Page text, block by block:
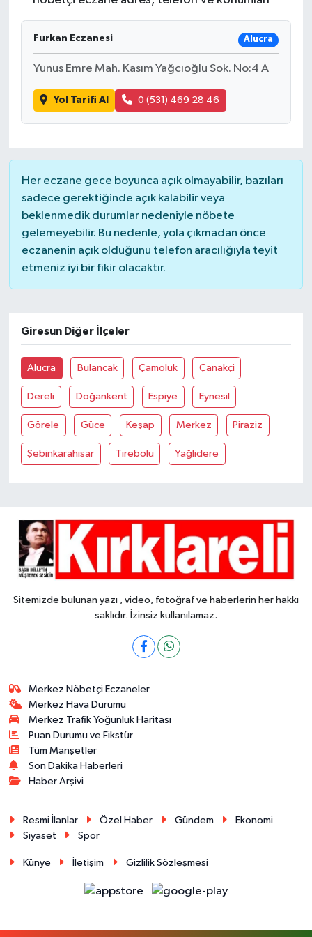
Furkan Eczanesi Alucra
Yunus Emre Mah. Kasım Yağcıoğlu Sok. No:4 A
Yol Tarifi Al 0 (531) 469 28 46
Her eczane gece boyunca açık olmayabilir, bazıları
sadece gerektiğinde açık kalabilir veya
beklenmedik durumlar nedeniyle nöbete
gelemeyebilir. Bu nedenle, yola çıkmadan önce
eczanenin açık olduğunu telefon aracılığıyla teyit
etmeniz iyi bir fikir olacaktır.
Giresun Diğer İlçeler
Alucra Bulancak Çamoluk Çanakçi
Dereli Doğankent Espiye Eynesil
Görele Güce Keşap Merkez Piraziz
Şebinkarahisar Tirebolu Yağlidere
Sitemizde bulunan yazı , video, fotoğraf ve haberlerin her hakkı
saklıdır. İzinsiz kullanılamaz.
Merkez Nöbetçi Eczaneler
Merkez Hava Durumu
Merkez Trafik Yoğunluk Haritası
Puan Durumu ve Fikstür
Tüm Manşetler
Son Dakika Haberleri
Haber Arşivi
Resmi İlanlar Özel Haber Gündem
Ekonomi
Siyaset
Spor
Künye İletişim Gizlilik Sözleşmesi